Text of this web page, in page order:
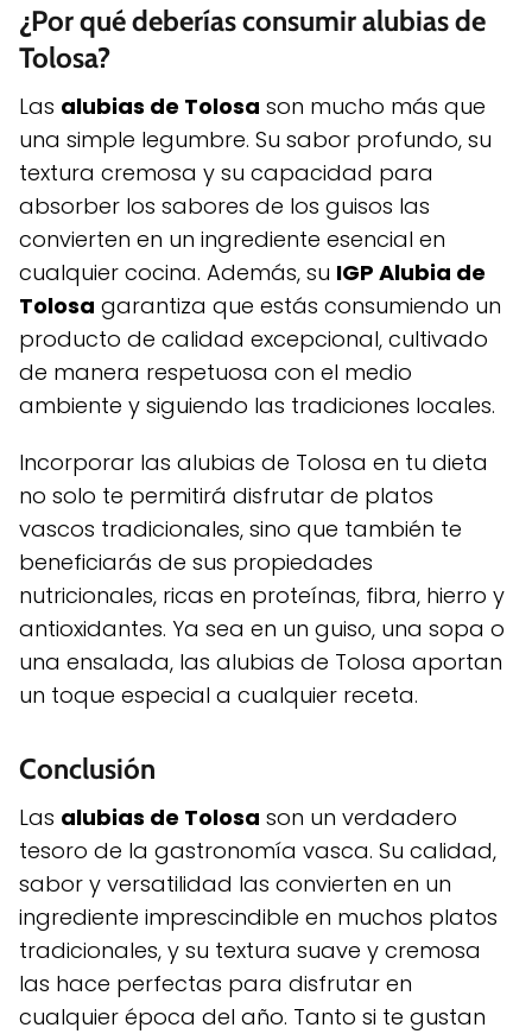
¿Por qué deberías consumir alubias de
Tolosa?
Las alubias de Tolosa son mucho más que
una simple legumbre. Su sabor profundo, su
textura cremosa y su capacidad para
absorber los sabores de los guisos las
convierten en un ingrediente esencial en
cualquier cocina. Además, su IGP Alubia de
Tolosa garantiza que estás consumiendo un
producto de calidad excepcional, cultivado
de manera respetuosa con el medio
ambiente y siguiendo las tradiciones locales.
Incorporar las alubias de Tolosa en tu dieta
no solo te permitirá disfrutar de platos
vascos tradicionales, sino que también te
beneficiarás de sus propiedades
nutricionales, ricas en proteínas, fibra, hierro y
antioxidantes. Ya sea en un guiso, una sopa o
una ensalada, las alubias de Tolosa aportan
un toque especial a cualquier receta.
Conclusión
Las alubias de Tolosa son un verdadero
tesoro de la gastronomía vasca. Su calidad,
sabor y versatilidad las convierten en un
ingrediente imprescindible en muchos platos
tradicionales, y su textura suave y cremosa
las hace perfectas para disfrutar en
cualquier época del año. Tanto si te gustan